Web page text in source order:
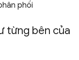
phối
từng bên của